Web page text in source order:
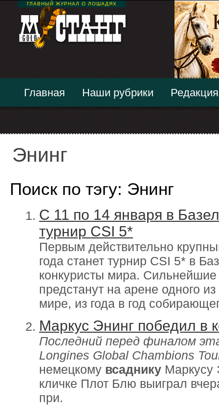
ГЛАВНЫЙ ЖУРНАЛ О ЛОШАДЯХ
Главная Наши рубрики Редакция
Энинг
Поиск по тэгу: Энинг
С 11 по 14 января в
турнир CSI 5*
Первым действительно
года станет турнир CSI 5* в
конкуристы мира.
предстанут на арене одного
мире, из года в год
Маркус Энинг победил в
Последний перед финалом
Longines Global Chambions
немецкому всаднику Маркусу
кличке Плот Блю выиграл
при.